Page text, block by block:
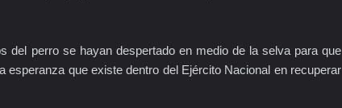
del perro se hayan despertado en medio de la selva para que
que existe dentro del Ejército Nacional en recuperar